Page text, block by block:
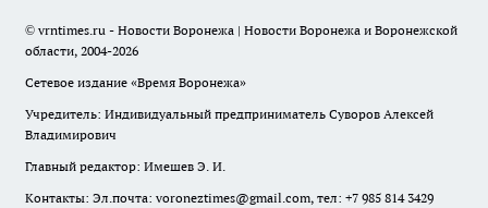
© vrntimes.ru - Новости Воронежа | Новости Воронежа и Воронежской
области, 2004-2026
Сетевое издание «Время Воронежа»
Учредитель: Индивидуальный предприниматель Суворов Алексей
Владимирович
Главный редактор: Имешев Э. И.
Контакты: Эл.почта: voroneztimes@gmail.com, тел: +7 985 814 3429